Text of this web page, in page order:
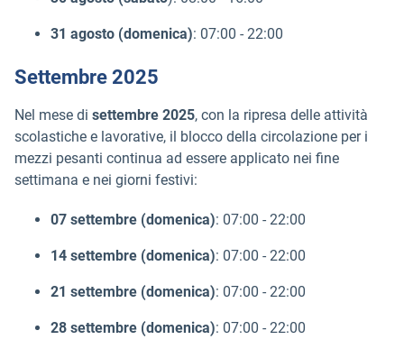
31 agosto (domenica): 07:00 - 22:00
Settembre 2025
Nel mese di settembre 2025, con la ripresa delle attività
scolastiche e lavorative, il blocco della circolazione per i
mezzi pesanti continua ad essere applicato nei fine
settimana e nei giorni festivi:
07 settembre (domenica): 07:00 - 22:00
14 settembre (domenica): 07:00 - 22:00
21 settembre (domenica): 07:00 - 22:00
28 settembre (domenica): 07:00 - 22:00